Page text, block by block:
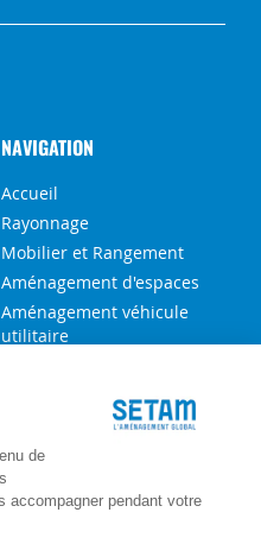
NAVIGATION
Accueil
Rayonnage
Mobilier et Rangement
Aménagement d'espaces
Aménagement véhicule
utilitaire